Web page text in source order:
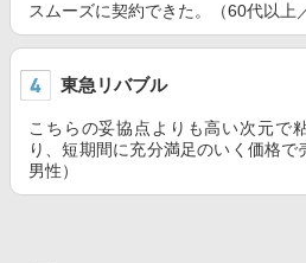
スムーズに契約できた。（60代以上
東急リバブル
こちらの妥協点よりも高い次元で
り、短期間に充分満足のいく価格
男性）